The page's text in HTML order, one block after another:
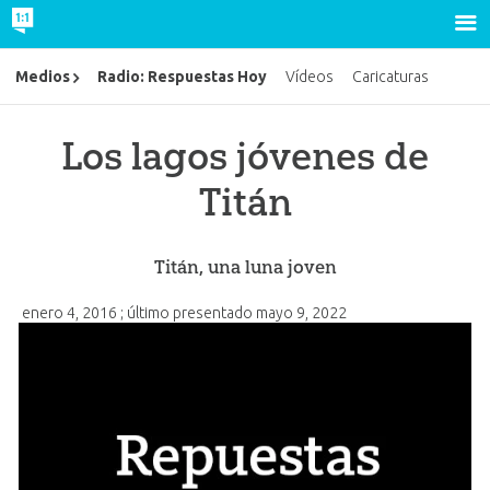
Los lagos jóvenes de
Titán
Titán, una luna joven
enero 4, 2016 ; último presentado mayo 9, 2022
Medios Radio: Respuestas Hoy Vídeos Caricaturas